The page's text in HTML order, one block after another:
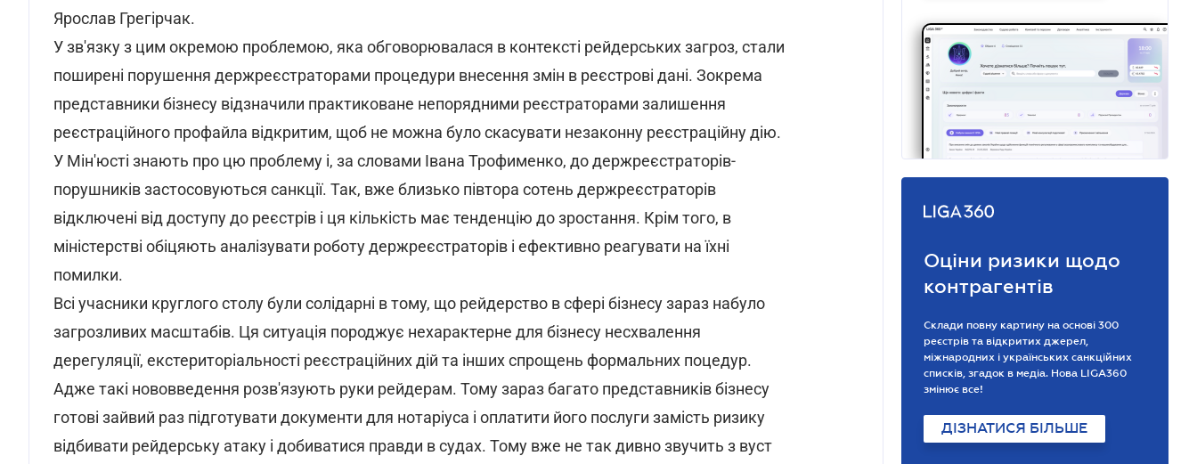
Ярослав Грегірчак.
У зв'язку з цим окремою проблемою, яка обговорювалася в контексті рейдерських загроз, стали
поширені порушення держреєстраторами процедури внесення змін в реєстрові дані. Зокрема
представники бізнесу відзначили практиковане непорядними реєстраторами залишення
реєстраційного профайла відкритим, щоб не можна було скасувати незаконну реєстраційну дію.
У Мін'юсті знають про цю проблему і, за словами Івана Трофименко, до держреєстраторів-
порушників застосовуються санкції. Так, вже близько півтора сотень держреєстраторів
відключені від доступу до реєстрів і ця кількість має тенденцію до зростання. Крім того, в
міністерстві обіцяють аналізувати роботу держреєстраторів і ефективно реагувати на їхні
помилки.
Всі учасники круглого столу були солідарні в тому, що рейдерство в сфері бізнесу зараз набуло
загрозливих масштабів. Ця ситуація породжує нехарактерне для бізнесу несхвалення
дерегуляції, екстериторіальності реєстраційних дій та інших спрощень формальних п­оцедур.
Адже такі нововведення розв'язують руки рейдерам. Тому зараз багато представників бізнесу
готові зайвий раз підготувати документи для нотаріуса і оплатити його послуги замість ризику
відбивати рейдерську атаку і добиватися правди в судах. Тому вже не так дивно звучить з вуст
Оціни ризики щодо
контрагентів
Склади повну картину на основі 300
реєстрів та відкритих джерел,
міжнародних і українських санкційних
списків, згадок в медіа. Нова LIGA360
змінює все!
ДІЗНАТИСЯ БІЛЬШЕ